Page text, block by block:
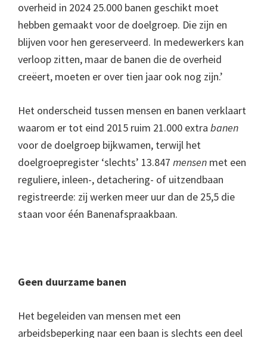
overheid in 2024 25.000 banen geschikt moet
hebben gemaakt voor de doelgroep. Die zijn en
blijven voor hen gereserveerd. In medewerkers kan
verloop zitten, maar de banen die de overheid
creëert, moeten er over tien jaar ook nog zijn.’
Het onderscheid tussen mensen en banen verklaart
waarom er tot eind 2015 ruim 21.000 extra banen
voor de doelgroep bijkwamen, terwijl het
doelgroepregister ‘slechts’ 13.847 mensen met een
reguliere, inleen-, detachering- of uitzendbaan
registreerde: zij werken meer uur dan de 25,5 die
staan voor één Banenafspraakbaan.
Geen duurzame banen
Het begeleiden van mensen met een
arbeidsbeperking naar een baan is slechts een deel